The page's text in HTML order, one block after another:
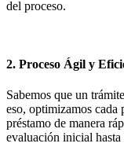
del proceso.
2. Proceso Ágil y
Sabemos que un
eso, optimizamos cada
préstamo de manera
evaluación inicial